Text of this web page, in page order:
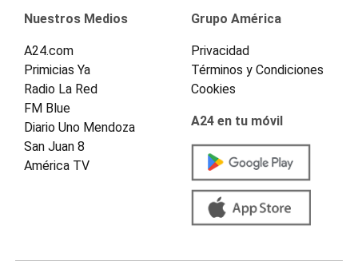
Nuestros Medios
A24.com
Primicias Ya
Radio La Red
FM Blue
Diario Uno Mendoza
San Juan 8
América TV
Grupo América
Privacidad
Términos y Condiciones
Cookies
A24 en tu móvil